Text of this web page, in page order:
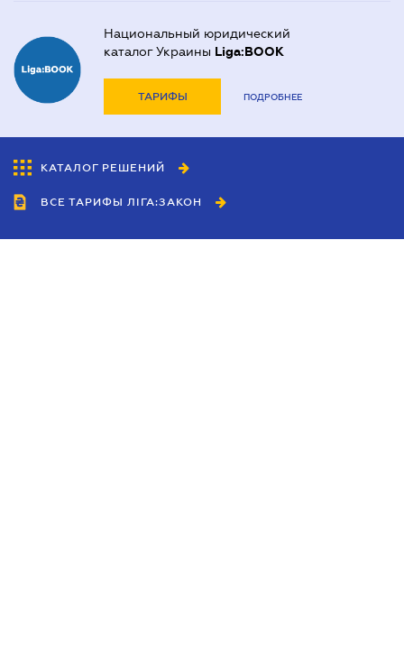
Национальный юридический
каталог Украины Liga:BOOK
ТАРИФЫ ПОДРОБНЕЕ
КАТАЛОГ РЕШЕНИЙ
ВСЕ ТАРИФЫ ЛІГА:ЗАКОН